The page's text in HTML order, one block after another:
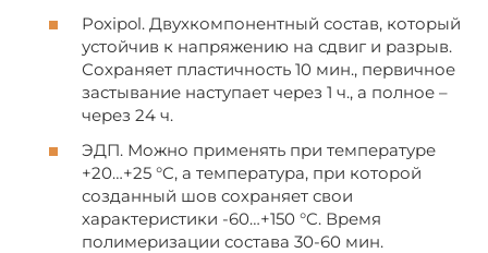
Poxipol. Двухкомпонентный состав, который
устойчив к напряжению на сдвиг и разрыв.
Сохраняет пластичность 10 мин., первичное
застывание наступает через 1 ч., а полное –
через 24 ч.
ЭДП. Можно применять при температуре
+20…+25 °C, а температура, при которой
созданный шов сохраняет свои
характеристики -60…+150 °C. Время
полимеризации состава 30-60 мин.